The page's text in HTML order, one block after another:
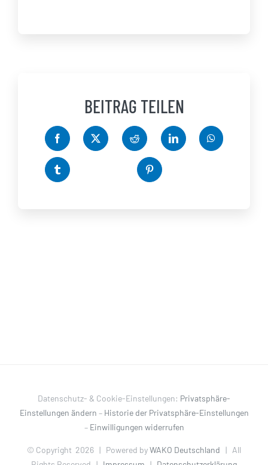
BEITRAG TEILEN
Datenschutz- & Cookie-Einstellungen: Privatsphäre-
Einstellungen ändern – Historie der Privatsphäre-Einstellungen
– Einwilligungen widerrufen
© Copyright 2026 | Powered byWAKO Deutschland | All